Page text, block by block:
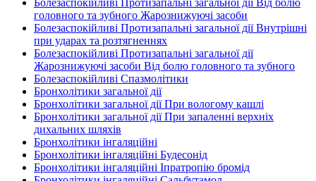
головного та зубного Жарознижуючі засоби
Болезаспокійливі Протизапальні загальної дії Внутрішні
при ударах та розтягненнях
Болезаспокійливі Протизапальні загальної дії
Жарознижуючі засоби Від болю головного та зубного
Болезаспокійливі Спазмолітики
Бронхолітики загальної дії
Бронхолітики загальної дії При вологому кашлі
Бронхолітики загальної дії При запаленні верхніх
дихальних шляхів
Бронхолітики інгаляційні
Бронхолітики інгаляційні Будесонід
Бронхолітики інгаляційні Іпратропію бромід